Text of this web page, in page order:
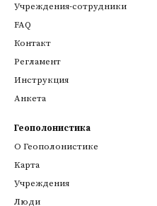
Учреждения-сотрудники
FAQ
Контакт
Регламент
Инструкция
Анкета
Геополонистика
О Геополонистике
Kарта
Учреждения
Люди